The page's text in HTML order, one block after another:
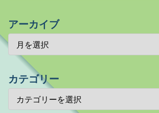
アーカイブ
カテゴリー